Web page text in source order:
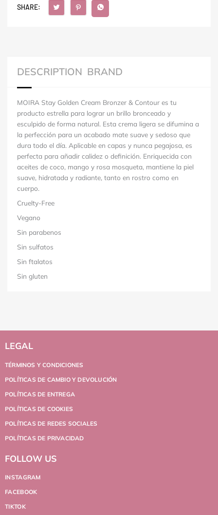
SHARE:
DESCRIPTION BRAND
MOIRA Stay Golden Cream Bronzer & Contour es tu
producto estrella para lograr un brillo bronceado y
esculpido de forma natural. Esta crema ligera se difumina a
la perfección para un acabado mate suave y sedoso que
dura todo el día. Aplicable en capas y nunca pegajosa, es
perfecta para añadir calidez o definición. Enriquecida con
aceites de coco, mango y rosa mosqueta, mantiene la piel
suave, hidratada y radiante, tanto en rostro como en
cuerpo.
Cruelty-Free
Vegano
Sin parabenos
Sin sulfatos
Sin ftalatos
Sin gluten
LEGAL
TÉRMINOS Y CONDICIONES
POLÍTICAS DE CAMBIO Y DEVOLUCIÓN
POLÍTICAS DE ENTREGA
POLÍTICAS DE COOKIES
POLÍTICAS DE REDES SOCIALES
POLÍTICAS DE PRIVACIDAD
FOLLOW US
INSTAGRAM
FACEBOOK
TIKTOK